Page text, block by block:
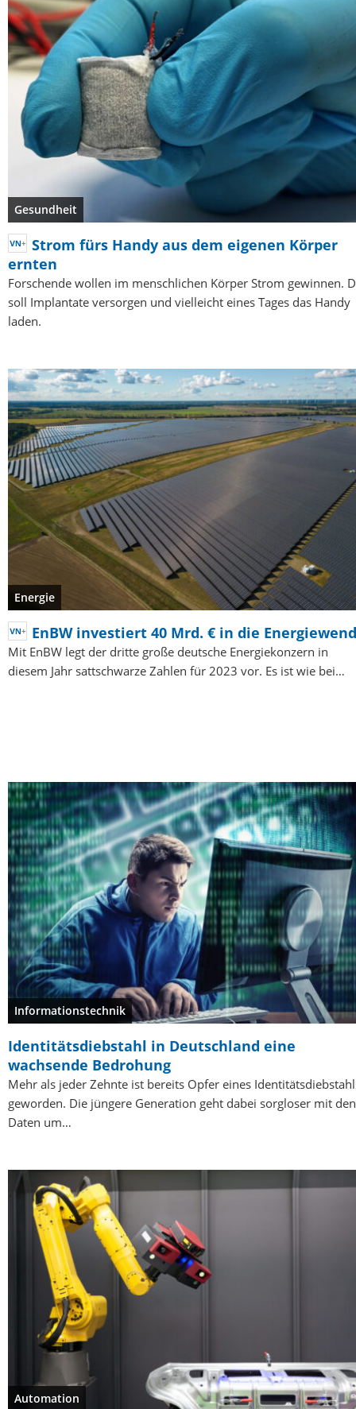
Gesundheit
Strom fürs Handy aus dem eigenen Körper
ernten
Forschende wollen im menschlichen Körper Strom gewinnen.
soll Implantate versorgen und vielleicht eines Tages das Handy
laden.
Energie
EnBW investiert 40 Mrd. € in die
Mit EnBW legt der dritte große deutsche Energiekonzern in
diesem Jahr sattschwarze Zahlen für 2023 vor. Es ist wie bei…
Informationstechnik
Identitätsdiebstahl in Deutschland eine
wachsende Bedrohung
Mehr als jeder Zehnte ist bereits Opfer eines
geworden. Die jüngere Generation geht dabei sorgloser mit den
Daten um…
Automation